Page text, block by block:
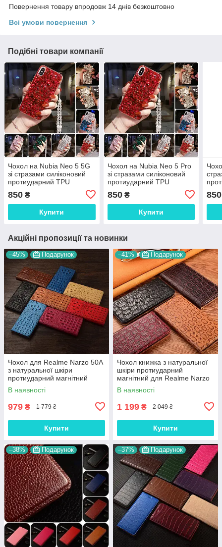
Повернення товару впродовж 14 днів безкоштовно
Всі умови повернення
Подібні товари компанії
Чохол на Nubia Neo 5 5G
зі стразами силіконовий
протиударний TPU
850 ₴
Купити
Чохол на Nubia Neo 5 Pro
зі стразами силіконовий
протиударний TPU
850₴
Купити
850
Акційні пропозиції та новинки
–45% Подарунок
Чохол для Realme Narzo 50A
з натуральної шкіри
протиударний магнітний
книжка з підставкою
"CROCOHEAD"
В наявності
979 ₴ 1 779 ₴
Купити
–41% Подарунок
Чохол книжка з натуральної
шкіри протиударний
магнітний для Realme Narzo
50A "JACOSA"
В наявності
1 199 ₴ 2 049 ₴
Купити
–38% Подарунок –37% Подарунок